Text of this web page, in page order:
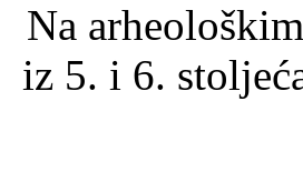
Na
iz 5. i 6.